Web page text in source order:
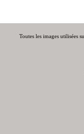
Toutes les images utilisées